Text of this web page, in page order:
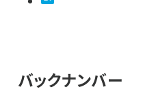
バックナンバー